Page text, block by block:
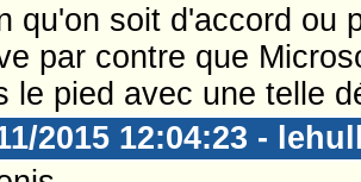
qu'on soit d'accord ou
par contre que
le pied avec une telle
2015 12:04:23 -